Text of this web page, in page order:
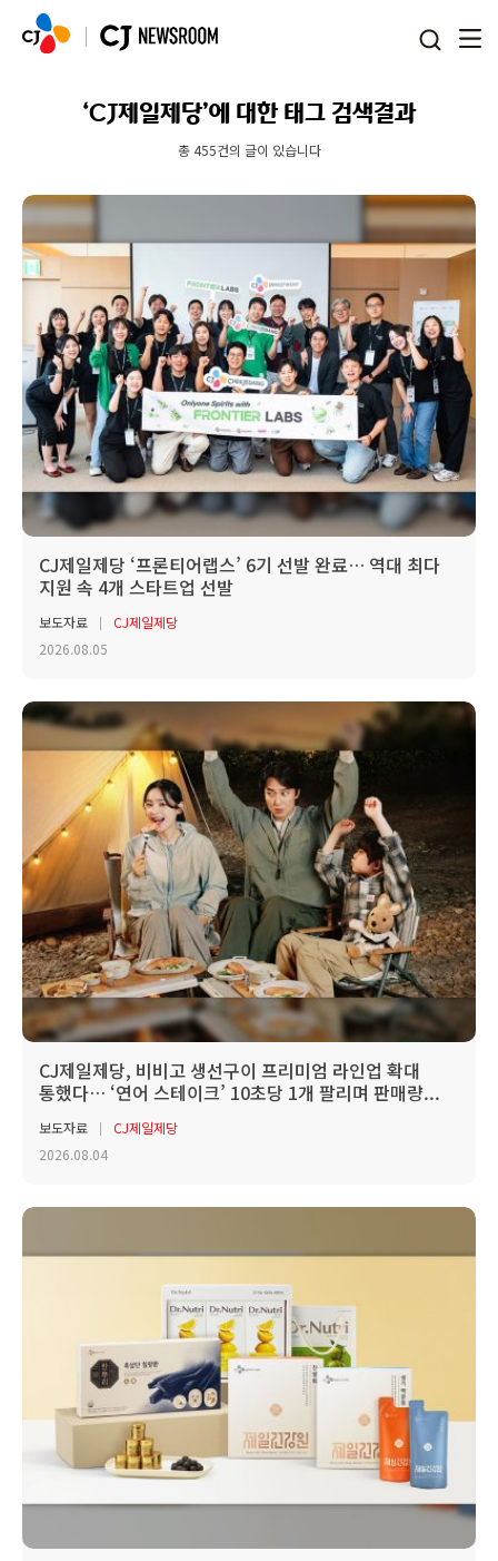
‘CJ제일제당’에 대한 태그 검색결과
총 455건의 글이 있습니다
CJ제일제당 ‘프론티어랩스’ 6기 선발 완료… 역대 최다
지원 속 4개 스타트업 선발
보도자료
CJ제일제당
2026.08.05
CJ제일제당, 비비고 생선구이 프리미엄 라인업 확대
통했다… ‘연어 스테이크’ 10초당 1개 팔리며 판매량...
보도자료
CJ제일제당
2026.08.04